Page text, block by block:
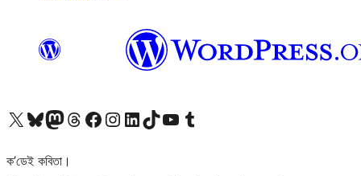
আমাৰ X (আগৰ Twitter) একাউণ্টলৈ যাওকআমাৰ Bluesky একাউণ্টলৈ যাওকআমাৰ Mastodon একাউণ্টলৈ যাওকআমাৰ Threads একাউণ্টলৈ যাওকআমাৰ Facebook পৃষ্ঠালৈ যাওকআমাৰ Instagram একাউণ্টলৈ যাওকআমাৰ LinkedIn একাউণ্টলৈ যাওকআমাৰ TikTok একাউণ্টলৈ যাওকআমাৰ YouTube চেনেললৈ যাওকআমাৰ Tumblr একাউণ্টলৈ যাওক
ক’ডেই কবিতা।